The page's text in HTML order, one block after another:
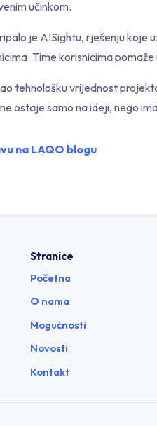
učinkom.
je AISightu, rješenju koje
Time korisnicima
tehnološku vrijednost
ostaje samo na ideji, nego
na LAQO blogu
Stranice
Početna
O nama
Mogućnosti
Novosti
Kontakt